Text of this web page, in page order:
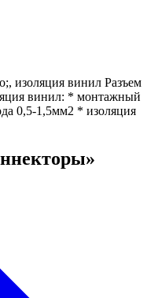
изоляция винил Разъем
винил: * монтажный
0,5-1,5мм2 * изоляция